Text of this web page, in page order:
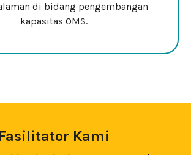
di bidang pengembangan
kapasitas OMS.
Fasilitator Kami